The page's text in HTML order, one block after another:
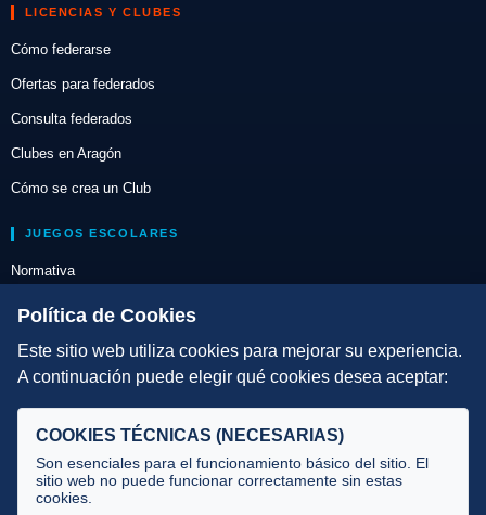
LICENCIAS Y CLUBES
Cómo federarse
Ofertas para federados
Consulta federados
Clubes en Aragón
Cómo se crea un Club
JUEGOS ESCOLARES
Normativa
Escuelas de Triatlón
DIRECCIÓN TÉCNICA
Selecciones
Tecnificación
JUECES Y OFICIALES
Política de Cookies
Este sitio web utiliza cookies para mejorar su experiencia.
A continuación puede elegir qué cookies desea aceptar:
COOKIES TÉCNICAS (NECESARIAS)
Son esenciales para el funcionamiento básico del sitio. El
sitio web no puede funcionar correctamente sin estas
cookies.